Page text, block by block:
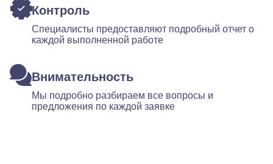
Контроль
Специалисты предоставляют подробный отчет о
каждой выполненной работе
Внимательность
Мы подробно разбираем все вопросы и
предложения по каждой заявке